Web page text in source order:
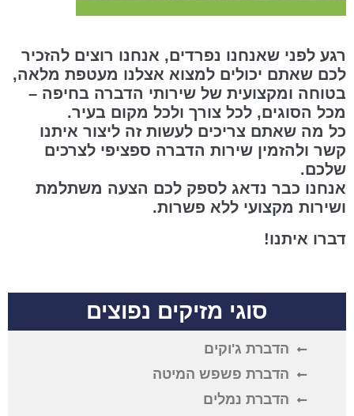
רגע לפני שאנחנו נפרדים, אנחנו רוצים להזכיר
לכם שאתם יכולים למצוא אצלנו מעטפת מלאה,
בטוחה ומקצועית של שירותי הדברה בחיפה –
מכל הסוגים, לכל צורך ולכל מקום בעיר.
כל מה שאתם צריכים לעשות זה ליצור איתנו
קשר ולהזמין שירות הדברה ספציפי לצרכים
שלכם.
אנחנו כבר נדאג לספק לכם הצעה משתלמת
ושירות מקצועי ללא פשרות.
דברו איתנו!
סוגי מזיקים נפוצים
הדברת ג'וקים
הדברת פשפש המיטה
הדברת נמלים